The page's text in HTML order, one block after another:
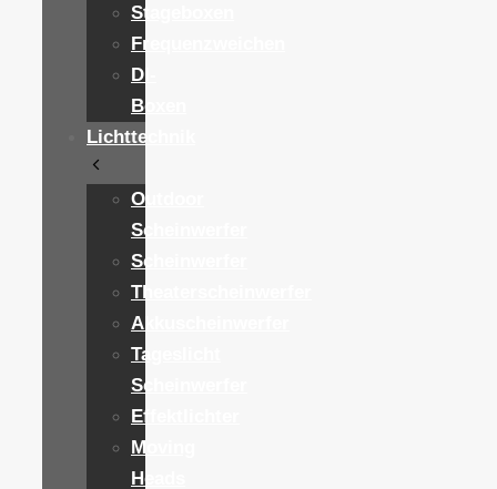
Stageboxen
Frequenzweichen
DI-
Boxen
Lichttechnik
Outdoor
Scheinwerfer
Scheinwerfer
Theaterscheinwerfer
Akkuscheinwerfer
Tageslicht
Scheinwerfer
Effektlichter
Moving
Heads